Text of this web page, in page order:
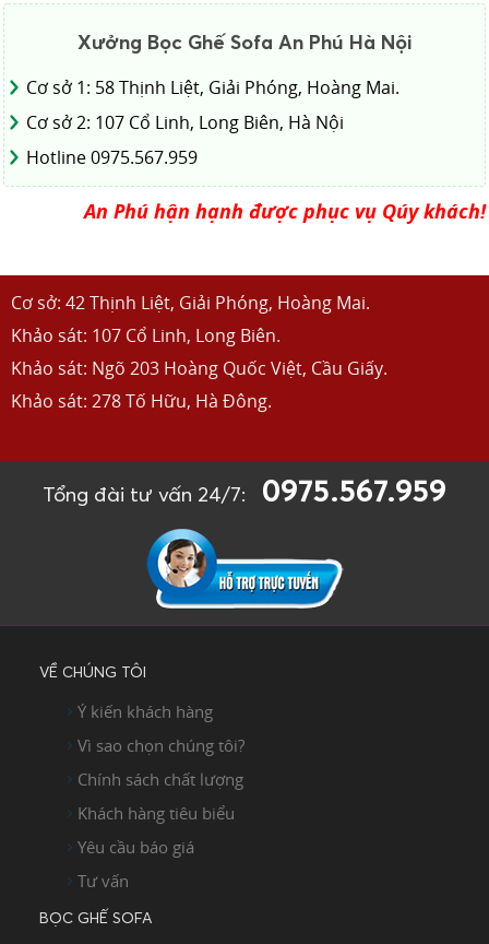
Xưởng Bọc Ghế Sofa An Phú Hà Nội
Cơ sở 1: 58 Thịnh Liệt, Giải Phóng, Hoàng Mai.
Cơ sở 2: 107 Cổ Linh, Long Biên, Hà Nội
Hotline 0975.567.959
An Phú hận hạnh được phục vụ Qúy khách!
Cơ sở: 42 Thịnh Liệt, Giải Phóng, Hoàng Mai.
Khảo sát: 107 Cổ Linh, Long Biên.
Khảo sát: Ngõ 203 Hoàng Quốc Việt, Cầu Giấy.
Khảo sát: 278 Tố Hữu, Hà Đông.
Tổng đài tư vấn 24/7: 0975.567.959
VỀ CHÚNG TÔI
Ý kiến khách hàng
Vì sao chọn chúng tôi?
Chính sách chất lượng
Khách hàng tiêu biểu
Yêu cầu báo giá
Tư vấn
BỌC GHẾ SOFA